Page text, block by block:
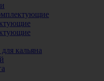
кальяна